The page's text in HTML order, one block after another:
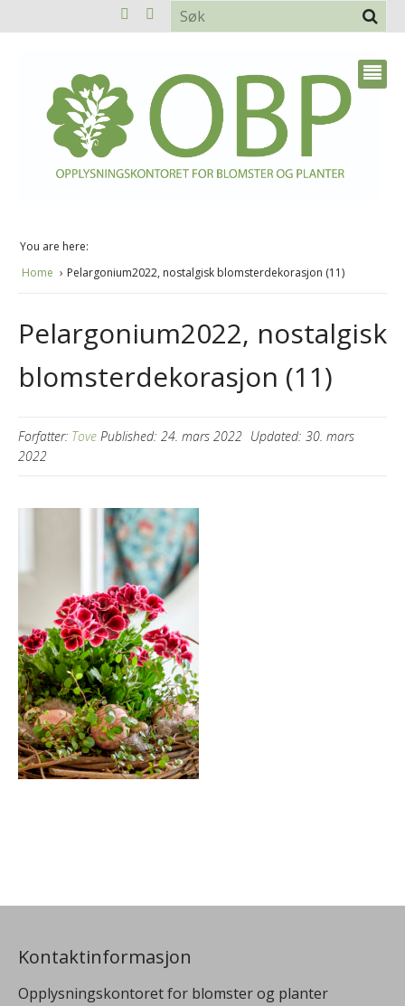
You are here:
Home
Pelargonium2022, nostalgisk blomsterdekorasjon (11)
Pelargonium2022, nostalgisk
blomsterdekorasjon (11)
Forfatter: Tove Published: 24. mars 2022 Updated: 30. mars
2022
Kontaktinformasjon
Opplysningskontoret for blomster og planter